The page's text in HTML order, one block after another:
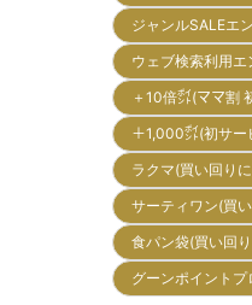
ジャンルSALEエ
ウェブ検索利用
＋10倍㌽(ママ割
＋1,000㌽(初サ
ラクマ(買い回り
サーティワン(買
食パン袋(買い回
グーンポイント